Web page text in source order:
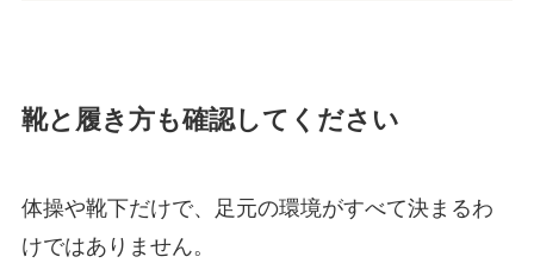
靴と履き方も確認してください
体操や靴下だけで、足元の環境がすべて決まるわ
けではありません。